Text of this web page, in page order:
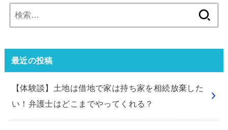
索:
最近の投稿
【体験談】土地は借地で家は持ち家を相続放棄した
い！弁護士はどこまでやってくれる？